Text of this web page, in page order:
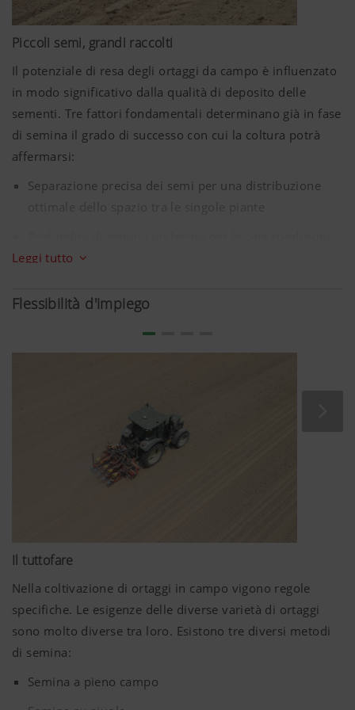
Piccoli semi, grandi raccolti
Il potenziale di resa degli ortaggi da campo è influenzato
in modo significativo dalla qualità di deposito delle
sementi. Tre fattori fondamentali determinano già in fase
di semina il grado di successo con cui la coltura potrà
affermarsi:
Separazione precisa dei semi per una distribuzione
di germinazione e rapida crescita in campo
capillarità
MaterMacc fornisce uno strumento che soddisfa
Leggi tutto
Flessibilità d'impiego
Il tuttofare
Nella coltivazione di ortaggi in campo vigono regole
specifiche. Le esigenze delle diverse varietà di ortaggi
sono molto diverse tra loro. Esistono tre diversi metodi
di semina:
Semina a pieno campo